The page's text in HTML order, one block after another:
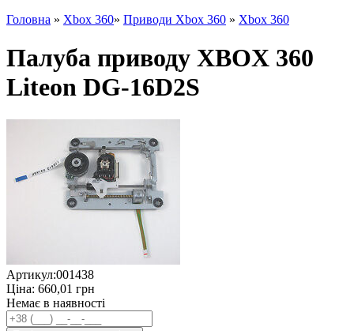
Головна » Xbox 360» Приводи Xbox 360 » Xbox 360
Палуба приводу XBOX 360
Liteon DG-16D2S
Артикул:001438
Ціна: 660,01 грн
Немає в наявності